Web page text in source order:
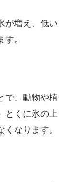
が増え、低い
。
で、動物や植
とくに氷の上
なります。